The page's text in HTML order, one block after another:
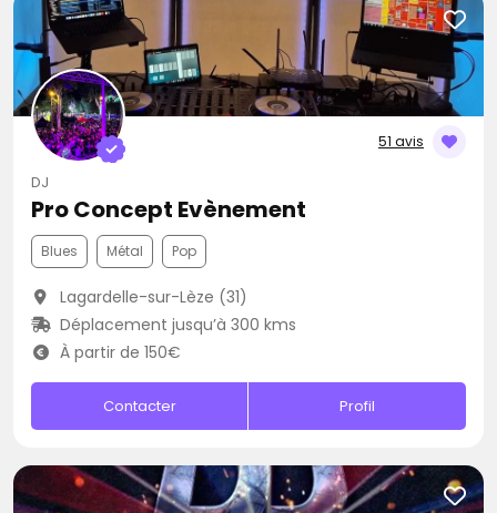
51 avis
DJ
Pro Concept Evènement
Blues Métal Pop
Lagardelle-sur-Lèze (31)
Déplacement jusqu’à 300 kms
À partir de 150€
Contacter Profil